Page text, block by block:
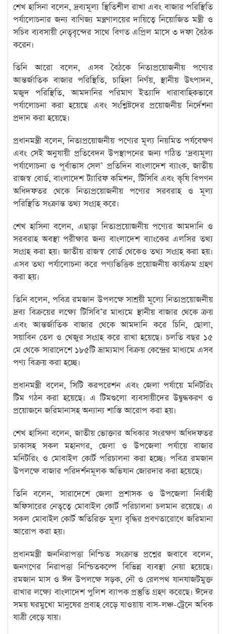
শেখ হাসিনা বলেন, দ্রব্যমূল্য স্থিতিশীল রাখা এবং বাজার পরিস্থিতি
পর্যালোচনার জন্য বাণিজ্য মন্ত্রণালয়ের দায়িত্বে নিয়োজিত মন্ত্রী ও
সচিব ব্যবসায়ী নেতৃবৃন্দের সাথে বিগত এপ্রিল মাসে ৩ দফা বৈঠক
করেন।
তিনি আরো বলেন, এসব বৈঠকে নিত্যপ্রয়োজনীয় পণ্যের
আন্তর্জাতিক বাজার পরিস্থিতি, চাহিদা নির্ণয়, স্থানীয় উৎপাদন,
মজুদ পরিস্থিতি, আমদানির পরিমাণ ইত্যাদি ধারাবাহিকভাবে
পর্যালোচনা করা হয়েছে এবং সংশ্লিষ্টদের প্রয়োজনীয় নির্দেশনা
প্রদান করা হয়েছে।
প্রধানমন্ত্রী বলেন, নিত্যপ্রয়োজনীয় পণ্যের মূল্য নিয়মিত পর্যবেক্ষণ
এবং সেই অনুযায়ী প্রতিবেদন উপস্থাপনের জন্য গঠিত ‘দ্রব্যমূল্য
পর্যালোচনা ও পূর্বাভাস সেল’ প্রতিদিন বাংলাদেশ ব্যাংক, জাতীয়
রাজস্ব বোর্ড, বাংলাদেশ ট্যারিফ কমিশন, টিসিবি এবং কৃষি বিপণন
অধিদফতর থেকে নিত্যপ্রয়োজনীয় পণ্যের সরবরাহ ও মূল্য
পরিস্থিতি সংক্রান্ত তথ্য সংগ্রহ করে।
শেখ হাসিনা বলেন, এছাড়া নিত্যপ্রয়োজনীয় পণ্যের আমদানি ও
সরবরাহ অবস্থা পরীক্ষার জন্য বাংলাদেশ ব্যাংকের এলসির তথ্য
সংগ্রহ করা হয়। জাতীয় রাজস্ব বোর্ড থেকেও তথ্য সংগ্রহ করা হয়।
এসব তথ্য পর্যালোচনা করে পণ্যভিত্তিক প্রয়োজনীয় কার্যক্রম গ্রহণ
করা হয়।
তিনি বলেন, পবিত্র রমজান উপলক্ষে সাশ্রয়ী মূল্যে নিত্যপ্রয়োজনীয়
দ্রব্য বিক্রয়ের লক্ষ্যে টিসিবি’র মাধ্যমে স্থানীয় বাজার থেকে ক্রয়
এবং আন্তর্জাতিক বাজার থেকে আমদানি করে চিনি, ছোলা,
সয়াবিন তেল ও খেজুর সংগ্রহ করে রাখা হয়েছে। চলতি বছর ১৫
মে থেকে সারাদেশে ১৮৫টি ভ্রাম্যমাণ বিক্রয় কেন্দ্রের মাধ্যমে এসব
পণ্য বিক্রয় করা হচ্ছে।
প্রধানমন্ত্রী বলেন, সিটি করপরেশন এবং জেলা পর্যায়ে মনিটরিং
টিম গঠন করা হয়েছে। এ টিমগুলো ব্যবসায়ীদের উদ্বুদ্ধকরণ ও
প্রয়োজনে জরিমানাসহ অন্যান্য শাস্তি আরোপ করা হয়।
শেখ হাসিনা বলেন, জাতীয় ভোক্তার অধিকার সংরক্ষণ অধিদফতর
ঢাকাসহ সকল মহানগর, জেলা ও উপজেলা পর্যায়ে বাজার
মনিটরিং ও মোবাইল কোর্ট পরিচালনা করা হচ্ছে। পবিত্র রমজান
উপলক্ষে বাজার পরিদর্শনমূলক অভিযান জোরদার করা হয়েছে।
তিনি বলেন, সারাদেশে জেলা প্রশাসক ও উপজেলা নির্বাহী
অফিসারের নেতৃত্বে মোবাইল কোর্ট পরিচালনা চলমান রয়েছে। এ
সকল মোবাইল কোর্ট অতিরিক্ত মূল্য বৃদ্ধির প্রবণতারোধে জরিমানা
আরোপ করা হয়।
প্রধানমন্ত্রী জননিরাপত্তা নিশ্চিত সংক্রান্ত প্রশ্নের জবাবে বলেন,
জনগণের নিরাপত্তা নিশ্চিতকল্পে বিভিন্ন ব্যবস্থা নেয়া হয়েছে।
রমজান মাস ও ঈদ উপলক্ষে সড়ক, নৌ ও রেলপথ যানযাজটমুক্ত
রাখার লক্ষ্যে বাংলাদেশ পুলিশ ব্যাপক প্রস্তুতি গ্রহণ করেছে। ঈদের
সময় ঘরমুখো মানুষের প্রবাহ বেড়ে যাওয়ায় বাস-লঞ্চ-ট্রেনে অধিক
যাত্রী বেড়ে যায়।